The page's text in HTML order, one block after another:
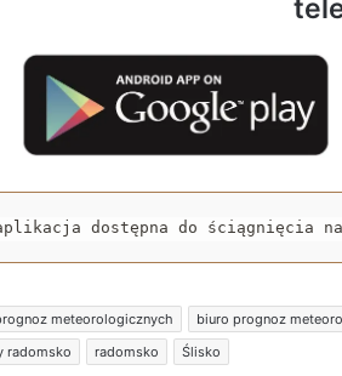
aplikacja dostępna do ściągnięcia
meteorologicznych biuro prognoz
radomsko
radomsko Ślisko